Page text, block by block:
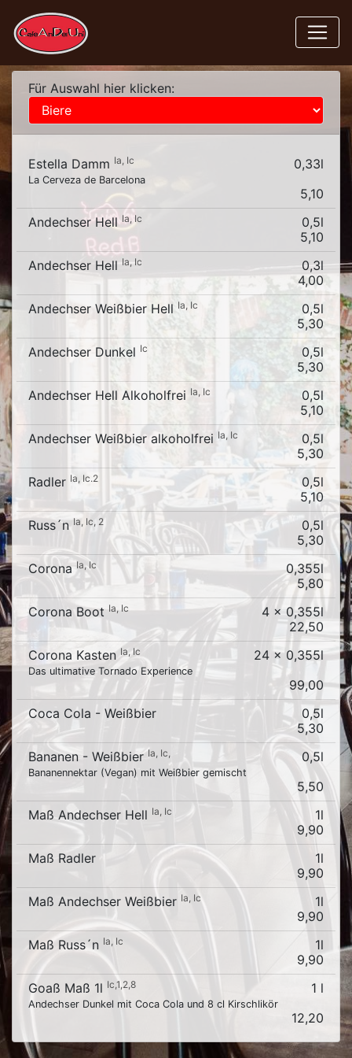
Für Auswahl hier klicken:
0,33l
Estella Damm Ia, Ic
La Cerveza de Barcelona
5,10
0,5l
Andechser Hell Ia, Ic
5,10
0,3l
Andechser Hell Ia, Ic
4,00
0,5l
Andechser Weißbier Hell Ia, Ic
5,30
0,5l
Andechser Dunkel Ic
5,30
0,5l
Andechser Hell Alkoholfrei Ia, Ic
5,10
0,5l
Andechser Weißbier alkoholfrei Ia, Ic
5,30
0,5l
Radler Ia, Ic.2
5,10
0,5l
Russ´n Ia, Ic, 2
5,30
0,355l
CoronaIa, Ic
5,80
4 x 0,355l
Corona BootIa, Ic
22,50
24 x 0,355l
Corona Kasten Ia, Ic
Das ultimative Tornado Experience
99,00
0,5l
Coca Cola - Weißbier
5,30
0,5l
Bananen - WeißbierIa, Ic,
Bananennektar (Vegan) mit Weißbier gemischt
5,50
1l
Maß Andechser Hell Ia, Ic
9,90
1l
Maß Radler
9,90
1l
Maß Andechser Weißbier Ia, Ic
9,90
1l
Maß Russ´n Ia, Ic
9,90
1 l
Goaß Maß 1l Ic,1,2,8
Andechser Dunkel mit Coca Cola und 8 cl Kirschlikör
12,20